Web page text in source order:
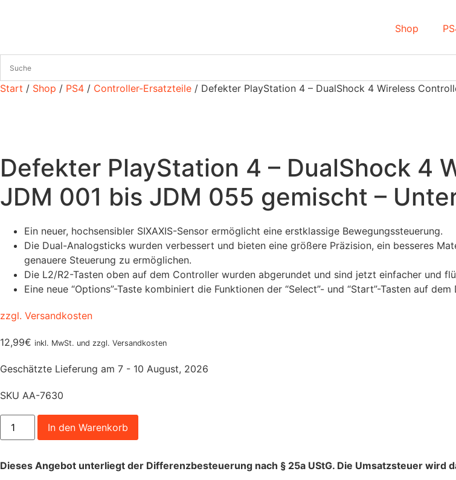
Shop
Start / Shop / PS4 / Controller-Ersatzteile / Defekter PlayStation 4 – DualShock 4 Wireless
Defekter PlayStation 4 – DualShock 4
JDM 001 bis JDM 055 gemischt –
Ein neuer, hochsensibler SIXAXIS-Sensor ermöglicht eine erstklassige Bewegungssteuerung.
Die Dual-Analogsticks wurden verbessert und bieten eine größere Präzision, ein besseres
genauere Steuerung zu ermöglichen.
Die L2/R2-Tasten oben auf dem Controller wurden abgerundet und sind jetzt einfacher und
Eine neue “Options”-Taste kombiniert die Funktionen der “Select”- und “Start”-Tasten auf
zzgl. Versandkosten
12,99€ inkl. MwSt. und zzgl. Versandkosten
Geschätzte Lieferung am 7 - 10 August, 2026
SKU AA-7630
Defekter
PlayStation
4
4
In den Warenkorb
Dieses Angebot unterliegt der Differenzbesteuerung nach § 25a UStG. Die Umsatzsteuer wird